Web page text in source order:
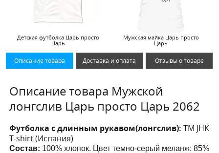
Детская футболка Царь просто
Царь
Мужская майка Царь просто
Царь
Описание товара Доставка и оплата Отзывы о товаре
Описание товара Мужской
лонгслив Царь просто Царь 2062
Футболка с длинным рукавом(лонгслив):ТМ JHK
T-shirt (Испания)
Состав: 100% хлопок. Цвет темно-серый меланж: 85%